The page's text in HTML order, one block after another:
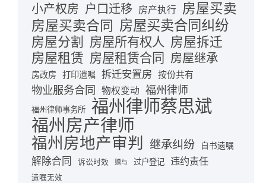
小产权房 户口迁移 房产执行 房屋买卖
房屋买卖合同 房屋买卖合同纠纷
房屋分割 房屋所有权人 房屋拆迁
房屋租赁 房屋租赁合同 房屋继承
房改房 打印遗嘱 拆迁安置房 按份共有
物业服务合同 物权变动 福州律师
福州律师事务所 福州律师蔡思斌
福州房产律师
福州房地产审判 继承纠纷 自书遗嘱
解除合同 诉讼时效 赠与 过户登记 违约责任
遗嘱无效